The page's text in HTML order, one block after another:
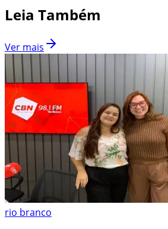
Leia Também
Ver mais
rio branco